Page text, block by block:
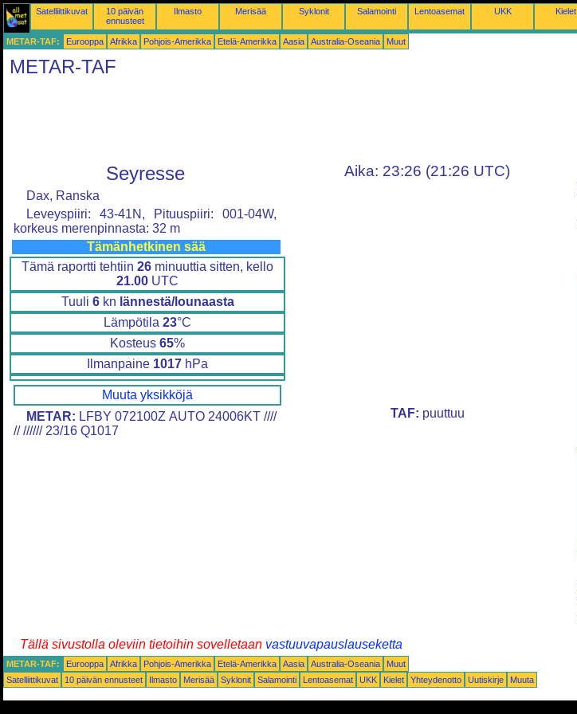
Satelliittikuvat
10 päivän
ennusteet
Ilmasto Merisää Syklonit Salamointi Lentoasemat UKK Kielet
METAR-TAF: Eurooppa Afrikka Pohjois-Amerikka Etelä-Amerikka Aasia Australia-Oseania Muut
METAR-TAF
Seyresse
Dax, Ranska
Leveyspiiri: 43-41N, Pituuspiiri: 001-04W,
korkeus merenpinnasta: 32 m
Tämänhetkinen sää
Tämä raportti tehtiin 26 minuuttia sitten, kello
21.00 UTC
Tuuli 6kn lännestä/lounaasta
Lämpötila 23°C
Kosteus 65%
Ilmanpaine 1017 hPa
Muuta yksikköjä
METAR: LFBY 072100Z AUTO 24006KT ////
// ////// 23/16 Q1017
Aika: 23:26 (21:26 UTC)
TAF: puuttuu
Tällä sivustolla oleviin tietoihin sovelletaan vastuuvapauslauseketta
METAR-TAF: Eurooppa Afrikka Pohjois-Amerikka Etelä-Amerikka Aasia Australia-Oseania
Muut
Satelliittikuvat
10 päivän ennusteet Ilmasto Merisää Syklonit Salamointi Lentoasemat UKK Kielet Yhteydenotto Uutiskirje Muuta